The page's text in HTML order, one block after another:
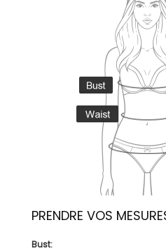
PRENDRE VOS
Bust: